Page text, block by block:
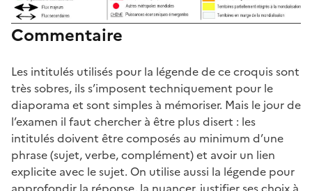
Commentaire
Les intitulés utilisés pour la légende de ce croquis sont
très sobres, ils s’imposent techniquement pour le
diaporama et sont simples à mémoriser. Mais le jour de
l’examen il faut chercher à être plus disert : les
intitulés doivent être composés au minimum d’une
phrase (sujet, verbe, complément) et avoir un lien
explicite avec le sujet. On utilise aussi la légende pour